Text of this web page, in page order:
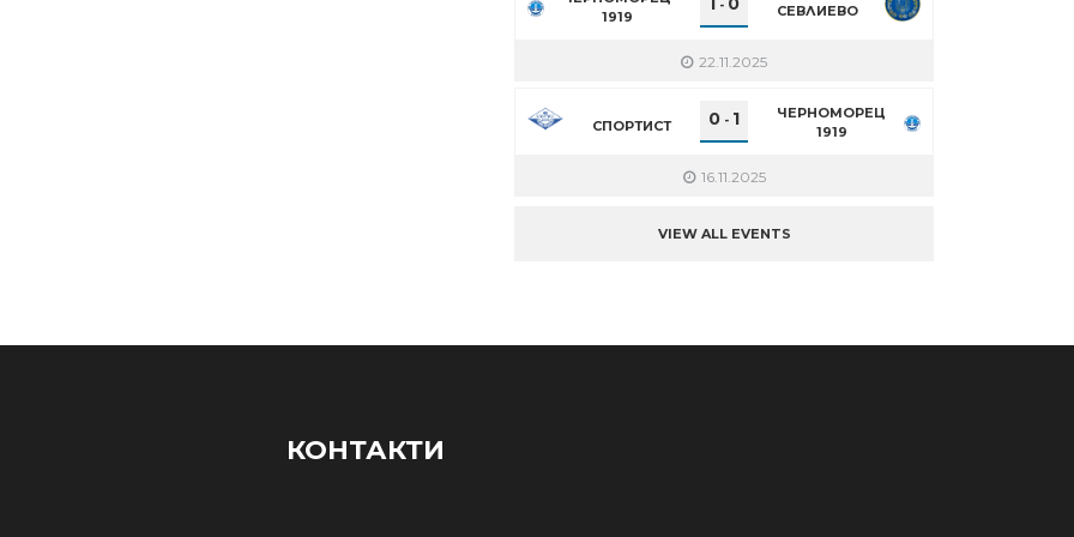
1919
- СЕВЛИЕВО
22.11.2025
СПОРТИСТ 0 - 1
ЧЕРНОМОРЕЦ
1919
16.11.2025
VIEW ALL EVENTS
КОНТАКТИ